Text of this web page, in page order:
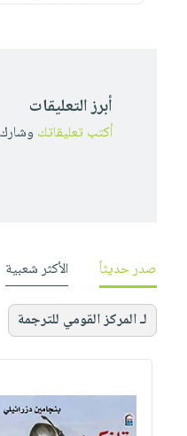
أبرز التعليقات
أكتب تعليقاتك
صدر حديثاً الأكثر شعبية
لـ المركز القومي للترجمة